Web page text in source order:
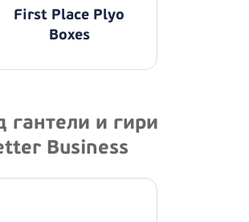
First Place Plyo
Boxes
гантели и гири
Business